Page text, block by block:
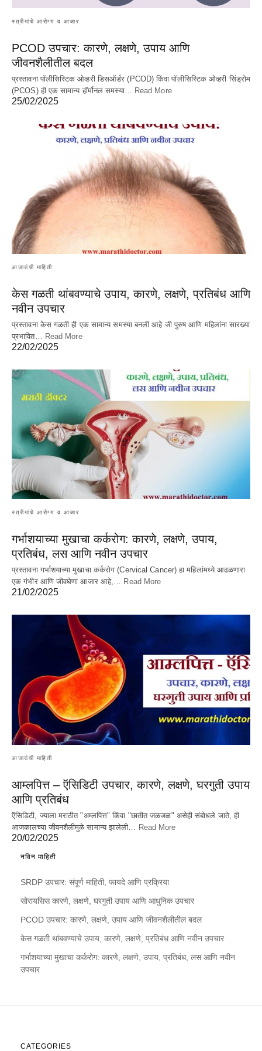
स्त्रीयांचे आरोग्य व आजार
PCOD उपचार: कारणे, लक्षणे, उपाय आणि
जीवनशैलीतील बदल
प्रस्तावना पॉलीसिस्टिक ओव्हरी डिसऑर्डर (PCOD) किंवा पॉलीसिस्टिक ओव्हरी सिंड्रोम
(PCOS) ही एक सामान्य हॉर्मोनल समस्या… Read More
25/02/2025
आजारांची माहिती
केस गळती थांबवण्याचे उपाय, कारणे, लक्षणे, प्रतिबंध आणि
नवीन उपचार
प्रस्तावना केस गळती ही एक सामान्य समस्या बनली आहे जी पुरुष आणि महिलांना सारख्या
प्रभावित… Read More
22/02/2025
स्त्रीयांचे आरोग्य व आजार
गर्भाशयाच्या मुखाचा कर्करोग: कारणे, लक्षणे, उपाय,
प्रतिबंध, लस आणि नवीन उपचार
प्रस्तावना गर्भाशयाच्या मुखाचा कर्करोग (Cervical Cancer) हा महिलांमध्ये आढळणारा
एक गंभीर आणि जीवघेणा आजार आहे,… Read More
21/02/2025
आजारांची माहिती
आम्लपित्त – ऍसिडिटी उपचार, कारणे, लक्षणे, घरगुती उपाय
आणि प्रतिबंध
ऍसिडिटी, ज्याला मराठीत "अम्लपित्त" किंवा "छातीत जळजळ" असेही संबोधले जाते, ही
आजकालच्या जीवनशैलीमुळे सामान्य झालेली… Read More
20/02/2025
नविन माहिती
SRDP उपचार: संपूर्ण माहिती, फायदे आणि प्रक्रिया
सोरायसिस कारणे, लक्षणे, घरगुती उपाय आणि आधुनिक उपचार
PCOD उपचार: कारणे, लक्षणे, उपाय आणि जीवनशैलीतील बदल
केस गळती थांबवण्याचे उपाय, कारणे, लक्षणे, प्रतिबंध आणि नवीन उपचार
गर्भाशयाच्या मुखाचा कर्करोग: कारणे, लक्षणे, उपाय, प्रतिबंध, लस आणि नवीन
उपचार
CATEGORIES